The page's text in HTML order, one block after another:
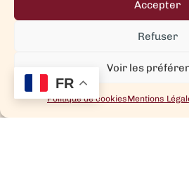
Accepter
Refuser
Voir les
Politique de cookiesMentions
FR